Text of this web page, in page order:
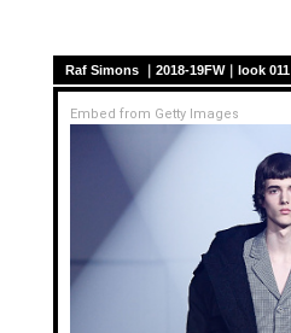
Raf Simons ｜2018-19FW｜look 011
Embed from Getty Images